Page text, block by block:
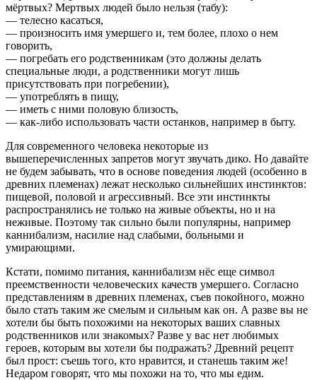
мёртвых? Мертвых людей было нельзя (табу):
— телесно касаться,
— произносить имя умершего и, тем более, плохо о нем
говорить,
— погребать его родственникам (это должны делать
специальные люди, а родственники могут лишь
присутствовать при погребении),
— употреблять в пищу,
— иметь с ними половую близость,
— как-либо использовать части останков, например в быту.
Для современного человека некоторые из
вышеперечисленных запретов могут звучать дико. Но давайте
не будем забывать, что в основе поведения людей (особенно в
древних племенах) лежат несколько сильнейших инстинктов:
пищевой, половой и агрессивный. Все эти инстинкты
распространялись не только на живые объекты, но и на
неживые. Поэтому так сильно были популярны, например
каннибализм, насилие над слабыми, больными и
умирающими.
Кстати, помимо питания, каннибализм нёс еще символ
преемственности человеческих качеств умершего. Согласно
представлениям в древних племенах, съев покойного, можно
было стать таким же смелым и сильным как он. А разве вы не
хотели бы быть похожими на некоторых ваших славных
родственников или знакомых? Разве у вас нет любимых
героев, которым вы хотели бы подражать? Древний рецепт
был прост: съешь того, кто нравится, и станешь таким же!
Недаром говорят, что мы похожи на то, что мы едим.